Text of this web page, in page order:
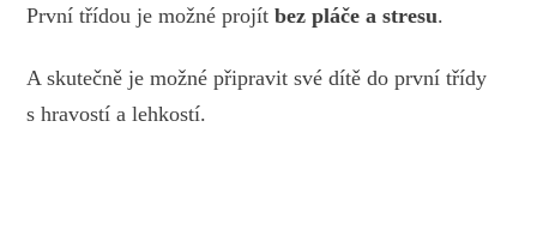
První třídou je možné projítbez pláče a stresu.
A skutečně je možné připravit své dítě do první třídy
s hravostí a lehkostí.